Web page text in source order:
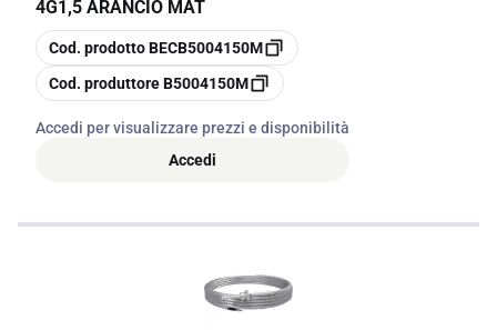
4G1,5 ARANCIO MAT
copia
Cod. prodottoBECB5004150M
copia
Cod. produttoreB5004150M
Accedi per visualizzare prezzi e disponibilità
Accedi